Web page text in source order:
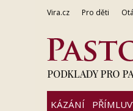
Vira.cz Pro děti
KÁZÁNÍ